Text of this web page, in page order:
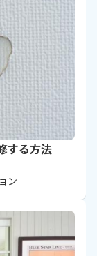
する方法
ン